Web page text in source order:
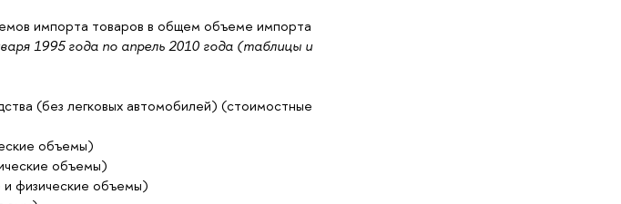
импорта товаров в общем объеме импорта
1995 года по апрель 2010 года (таблицы и
(без легковых автомобилей) (стоимостные
объемы)
объемы)
физические объемы)